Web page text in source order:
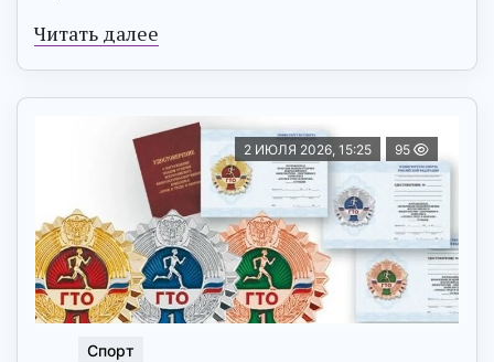
Читать далее
2 ИЮЛЯ 2026, 15:25 95
Спорт